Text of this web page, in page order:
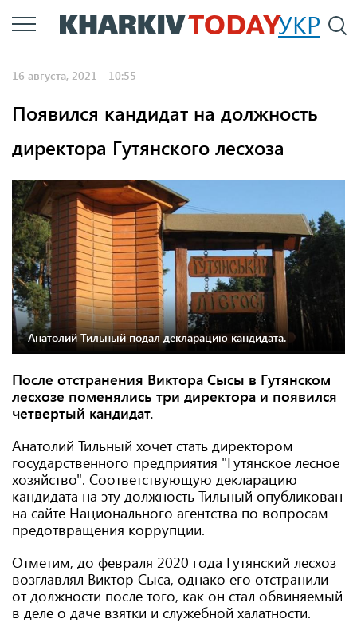
Перейти
к
УКР
16 августа, 2021 - 10:55
Появился кандидат на должность
директора Гутянского лесхоза
Анатолий Тильный подал декларацию кандидата.
После отстранения Виктора Сысы в Гутянском
лесхозе поменялись три директора и появился
четвертый кандидат.
Анатолий Тильный хочет стать директором
государственного предприятия "Гутянское лесное
хозяйство". Соответствующую декларацию
кандидата на эту должность Тильный опубликован
на сайте Национального агентства по вопросам
предотвращения коррупции.
Отметим, до февраля 2020 года Гутянский лесхоз
возглавлял Виктор Сыса, однако его отстранили
от должности после того, как он стал обвиняемый
в деле о даче взятки и служебной халатности.